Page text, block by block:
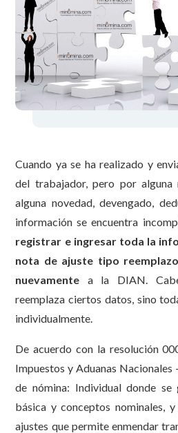
Cuando ya se ha realizado y
del trabajador, pero por alguna
alguna novedad, devengado,
información se encuentra
registrar e ingresar toda la
nota de ajuste tipo
nuevamente a la DIAN.
reemplaza ciertos datos, sino
individualmente.
De acuerdo con la resolución
Impuestos y Aduanas
de nómina: Individual donde
básica y conceptos nominales,
ajustes que permite enmendar